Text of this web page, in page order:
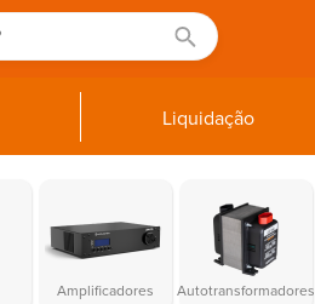
Liquidação
Amplificadores Autotransformadores